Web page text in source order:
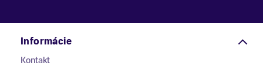
Informácie
Kontakt